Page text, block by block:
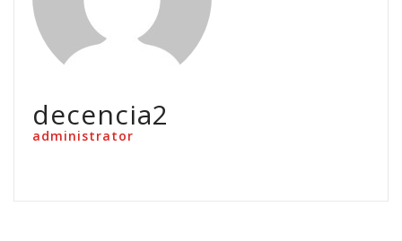
decencia2
administrator